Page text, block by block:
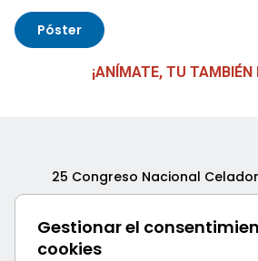
Póster
¡ANÍMATE, TU TAMBIÉN
Gestionar el
cookies
25 Congreso Nacional
33003 - Oviedo
984 051 671